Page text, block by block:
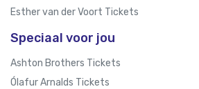
Esther van der Voort Tickets
Speciaal voor jou
Ashton Brothers Tickets
Ólafur Arnalds Tickets